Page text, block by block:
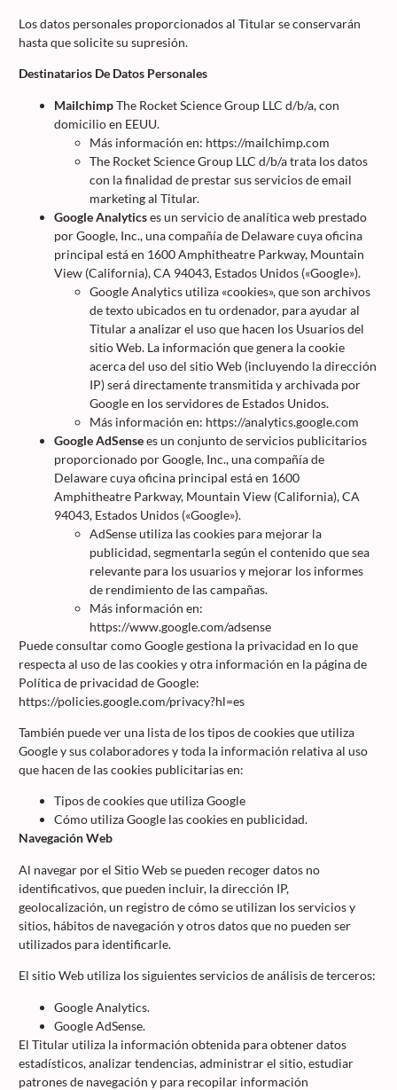
Los datos personales proporcionados al Titular se conservarán
hasta que solicite su supresión.
Destinatarios De Datos Personales
MailchimpThe Rocket Science Group LLC d/b/a, con
domicilio en EEUU.
Más información en: https://mailchimp.com
The Rocket Science Group LLC d/b/a trata los datos
con la finalidad de prestar sus servicios de email
marketing al Titular.
Google Analyticses un servicio de analítica web prestado
por Google, Inc., una compañía de Delaware cuya oficina
principal está en 1600 Amphitheatre Parkway, Mountain
View (California), CA 94043, Estados Unidos («Google»).
Google Analytics utiliza «cookies», que son archivos
de texto ubicados en tu ordenador, para ayudar al
Titular a analizar el uso que hacen los Usuarios del
sitio Web. La información que genera la cookie
acerca del uso del sitio Web (incluyendo la dirección
IP) será directamente transmitida y archivada por
Google en los servidores de Estados Unidos.
Más información en: https://analytics.google.com
Google AdSensees un conjunto de servicios publicitarios
proporcionado por Google, Inc., una compañía de
Delaware cuya oficina principal está en 1600
Amphitheatre Parkway, Mountain View (California), CA
94043, Estados Unidos («Google»).
AdSense utiliza las cookies para mejorar la
publicidad, segmentarla según el contenido que sea
relevante para los usuarios y mejorar los informes
de rendimiento de las campañas.
Más información en:
https://www.google.com/adsense
Puede consultar como Google gestiona la privacidad en lo que
respecta al uso de las cookies y otra información en la página de
Política de privacidad de Google:
https://policies.google.com/privacy?hl=es
También puede ver una lista de los tipos de cookies que utiliza
Google y sus colaboradores y toda la información relativa al uso
que hacen de las cookies publicitarias en:
Tipos de cookies que utiliza Google
Cómo utiliza Google las cookies en publicidad.
Navegación Web
Al navegar por el Sitio Web se pueden recoger datos no
identificativos, que pueden incluir, la dirección IP,
geolocalización, un registro de cómo se utilizan los servicios y
sitios, hábitos de navegación y otros datos que no pueden ser
utilizados para identificarle.
El sitio Web utiliza los siguientes servicios de análisis de terceros:
Google Analytics.
Google AdSense.
El Titular utiliza la información obtenida para obtener datos
estadísticos, analizar tendencias, administrar el sitio, estudiar
patrones de navegación y para recopilar información